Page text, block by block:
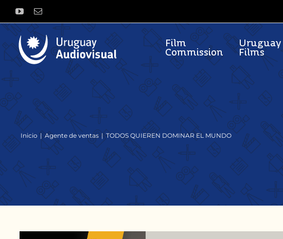
contenido
YouTubeCorreo
Film
Commission
Uruguay
Films
Inicio Agente de ventas TODOS QUIEREN DOMINAR EL MUNDO